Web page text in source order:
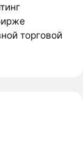
торговой